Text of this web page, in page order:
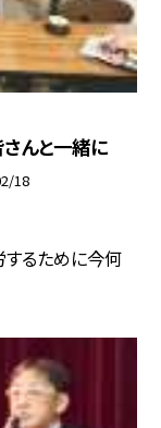
んと一緒に
18
るために今何